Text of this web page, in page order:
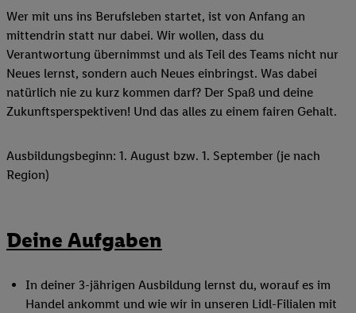
Wer mit uns ins Berufsleben startet, ist von Anfang an
mittendrin statt nur dabei. Wir wollen, dass du
Verantwortung übernimmst und als Teil des Teams nicht nur
Neues lernst, sondern auch Neues einbringst. Was dabei
natürlich nie zu kurz kommen darf? Der Spaß und deine
Zukunftsperspektiven! Und das alles zu einem fairen Gehalt.
Ausbildungsbeginn: 1. August bzw. 1. September (je nach
Region)
Deine Aufgaben
In deiner 3-jährigen Ausbildung lernst du, worauf es im
Handel ankommt und wie wir in unseren Lidl-Filialen mit